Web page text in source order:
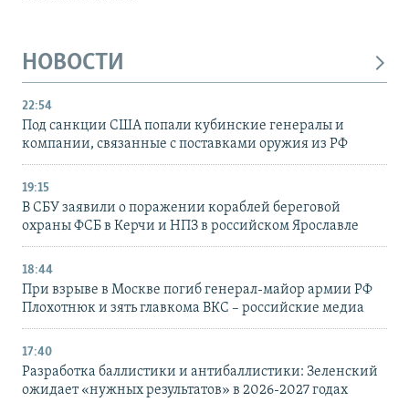
НОВОСТИ
22:54
Под санкции США попали кубинские генералы и
компании, связанные с поставками оружия из РФ
19:15
В СБУ заявили о поражении кораблей береговой
охраны ФСБ в Керчи и НПЗ в российском Ярославле
18:44
При взрыве в Москве погиб генерал-майор армии РФ
Плохотнюк и зять главкома ВКС – российские медиа
17:40
Разработка баллистики и антибаллистики: Зеленский
ожидает «нужных результатов» в 2026-2027 годах